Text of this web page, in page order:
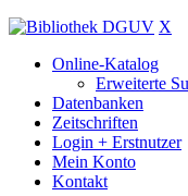
X
Online-Katalog
Erweiterte
Datenbanken
Zeitschriften
Login + Erstnutzer
Mein Konto
Kontakt